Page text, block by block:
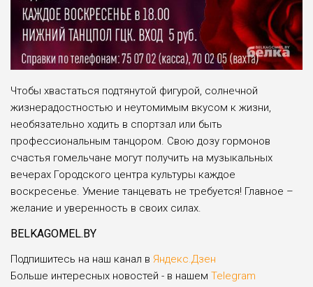
Чтобы хвастаться подтянутой фигурой, солнечной
жизнерадостностью и неутомимым вкусом к жизни,
необязательно ходить в спортзал или быть
профессиональным танцором. Свою дозу гормонов
счастья гомельчане могут получить на музыкальных
вечерах Городского центра культуры каждое
воскресенье. Умение танцевать не требуется! Главное –
желание и уверенность в своих силах.
BELKAGOMEL.BY
Подпишитесь на наш канал в Яндекс.Дзен
Больше интересных новостей - в нашем Telegram